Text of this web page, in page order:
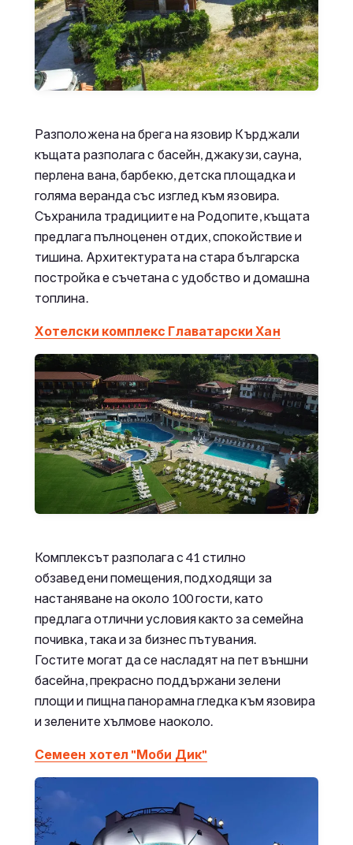
Разположена на брега на язовир Кърджали
къщата разполага с басейн, джакузи, сауна,
перлена вана, барбекю, детска площадка и
голяма веранда със изглед към язовира.
Съхранила традициите на Родопите, къщата
предлага пълноценен отдих, спокойствие и
тишина. Архитектурата на стара българска
постройка е съчетана с удобство и домашна
топлина.
Хотелски комплекс Главатарски Хан
Комплексът разполага с 41 стилно
обзаведени помещения, подходящи за
настаняване на около 100 гости, като
предлага отлични условия както за семейна
почивка, така и за бизнес пътувания.
Гостите могат да се насладят на пет външни
басейна, прекрасно поддържани зелени
площи и пищна панорамна гледка към язовира
и зелените хълмове наоколо.
Семеен хотел "Моби Дик"